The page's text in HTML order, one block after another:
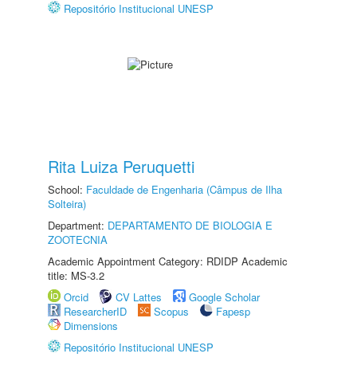
Repositório Institucional UNESP
Rita Luiza Peruquetti
School: Faculdade de Engenharia (Câmpus de Ilha
Solteira)
Department: DEPARTAMENTO DE BIOLOGIA E
ZOOTECNIA
Academic Appointment Category: RDIDP Academic
title: MS-3.2
Orcid
CV Lattes
Google Scholar
ResearcherID
Scopus
Fapesp
Dimensions
Repositório Institucional UNESP